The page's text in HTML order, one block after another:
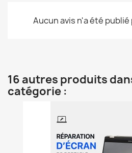
Aucun avis n'a été
16 autres produits
catégorie :